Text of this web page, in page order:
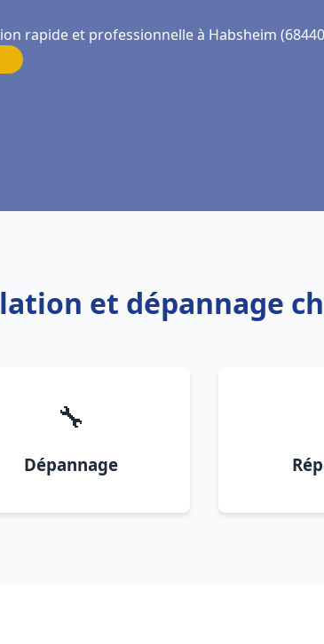
rapide et professionnelle à Habsheim
et dépannage
🔧
Dépannage